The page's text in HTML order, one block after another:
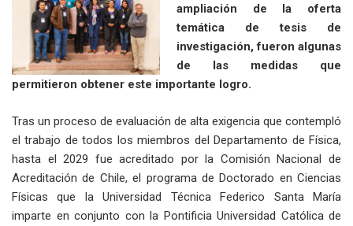
ampliación de la oferta
temática de tesis de
investigación, fueron algunas
de las medidas que
permitieron obtener este importante logro.
Tras un proceso de evaluación de alta exigencia que contempló
el trabajo de todos los miembros del Departamento de Física,
hasta el 2029 fue acreditado por la Comisión Nacional de
Acreditación de Chile, el programa de Doctorado en Ciencias
Físicas que la Universidad Técnica Federico Santa María
imparte en conjunto con la Pontificia Universidad Católica de